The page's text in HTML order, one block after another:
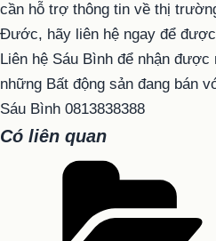
cần hỗ trợ thông tin về thị
Đước, hãy liên hệ ngay để
Liên hệ Sáu Bình để nhận
những Bất động sản đang bán
Sáu Bình 0813838388
Có liên quan